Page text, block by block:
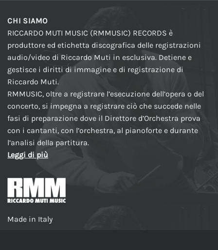
CHI SIAMO
RICCARDO MUTI MUSIC (RMMUSIC) RECORDS è
produttore ed etichetta discografica delle registrazioni
audio/video di Riccardo Muti in esclusiva. Detiene e
gestisce i diritti di immagine e di registrazione di
Riccardo Muti.
RMMUSIC, oltre a registrare l’esecuzione dell’opera o del
concerto, si impegna a registrare ciò che succede nelle
fasi di preparazione dove il Direttore d’Orchestra prova
con i cantanti, con l’orchestra, al pianoforte e durante
l’analisi della partitura.
Leggi di più
Made in Italy